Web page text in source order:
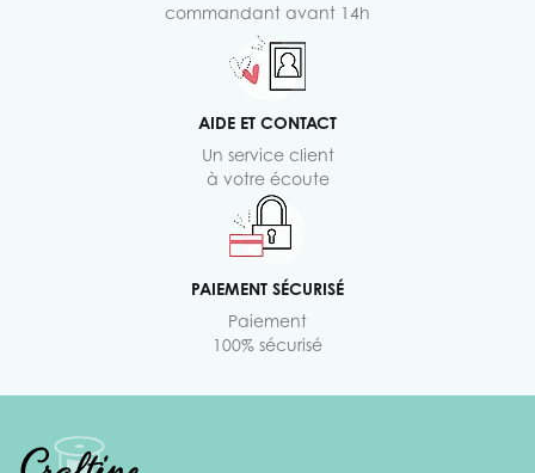
commandant avant 14h
AIDE ET CONTACT
Un service client
à votre écoute
PAIEMENT SÉCURISÉ
Paiement
100% sécurisé